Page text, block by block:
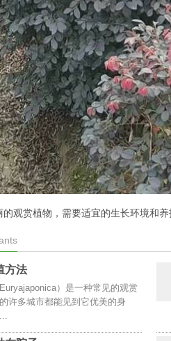
观赏植物，需要适宜的生长环境和
方法
）是一种常见的观赏
许多城市都能见到它优美的身